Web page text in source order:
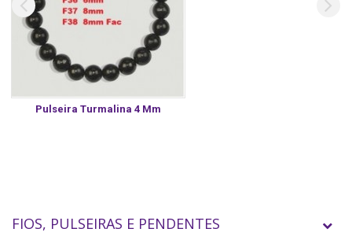
FIOS, PULSEIRAS E PENDENTES
Pulseira Turmalina 4 Mm